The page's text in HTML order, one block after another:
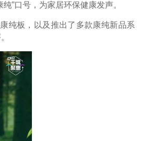
”口号，为家居环保健康发声。
板，以及推出了多款康纯新品系